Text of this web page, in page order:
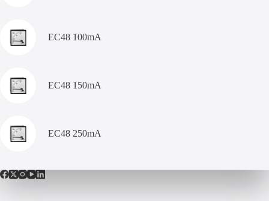
EC48 100mA
EC48 150mA
EC48 250mA